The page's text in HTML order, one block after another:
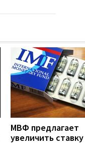
МВФ предлагает
увеличить